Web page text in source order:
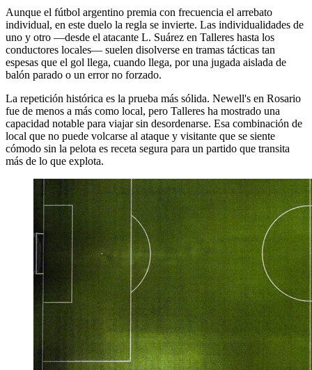
Aunque el fútbol argentino premia con frecuencia el arrebato
individual, en este duelo la regla se invierte. Las individualidades de
uno y otro —desde el atacante L. Suárez en Talleres hasta los
conductores locales— suelen disolverse en tramas tácticas tan
espesas que el gol llega, cuando llega, por una jugada aislada de
balón parado o un error no forzado.
La repetición histórica es la prueba más sólida. Newell's en Rosario
fue de menos a más como local, pero Talleres ha mostrado una
capacidad notable para viajar sin desordenarse. Esa combinación de
local que no puede volcarse al ataque y visitante que se siente
cómodo sin la pelota es receta segura para un partido que transita
más de lo que explota.